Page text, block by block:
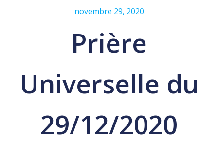
novembre 29, 2020
Prière
Universelle du
29/12/2020